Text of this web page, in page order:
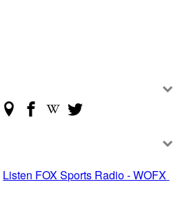
Listen FOX Sports Radio - WOFX